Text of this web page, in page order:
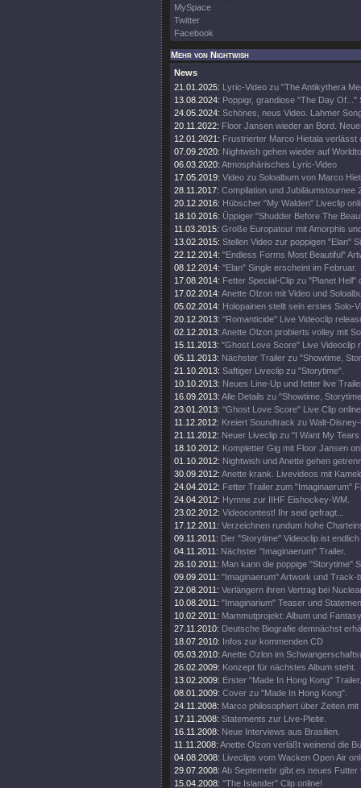
MySpace
Twitter
Facebook
Mehr von Nightwish
News
21.01.2025: Lyric-Video zu "The Antikythera
13.08.2024: Poppigr, grandiose "The Day Of..."
24.05.2024: Schönes, neus Video. Lahmer
20.11.2022: Floor Jansen wieder an Bord.
12.01.2021: Frustrierter Marco Hietala verlässt
07.09.2020: Nightwish gehen wieder auf
06.03.2020: Atmosphärisches Lyric-Video
17.05.2019: Video zu Soloalbum von Marco
28.11.2017: Compilation und Jubiläumstournee
20.12.2016: Hübscher "My Walden" Liveclip
18.10.2016: Üppiger "Shudder Before The
11.03.2015: Große Europatour mit Amorphis
13.02.2015: Stellen Video zur poppigen "Elan"
22.12.2014: "Endless Forms Most Beautiful"
08.12.2014: "Elan" Single erscheint im Februar.
17.08.2014: Fetter Special-Clip zu "Planet Hell"
17.02.2014: Anette Olzon mit Video und
05.02.2014: Holopainen stellt sein erstes Solo-
20.12.2013: "Romanticide" Live Videoclip
02.12.2013: Anette Olzon probierts volley mit
15.11.2013: "Ghost Love Score" Live Videoclip
05.11.2013: Nächster Trailer zu "Showtime,
21.10.2013: Saftiger Liveclip zu "Storytime".
10.10.2013: Neues Line-Up und fetter live
16.09.2013: Alle Details zu "Showtime,
23.01.2013: "Ghost Love Score" Live Clip
11.12.2012: Kreiert Soundtrack zu Walt-
21.11.2012: Neuer Liveclip zu "I Want My
18.10.2012: Kompletter Gig mit Floor Jansen
01.10.2012: Nightwish und Anette gehen
30.09.2012: Anette krank. Livevideos mit
24.04.2012: Fetter Trailer zum "Imaginaerum"
24.04.2012: Hymne zur IIHF Eishockey-WM.
23.02.2012: Videocontest! Ihr seid gefragt...
17.12.2011: Verzeichnen rundum hohe
09.11.2011: Der "Storytime" Videoclip ist endlich
04.11.2011: Nächster "Imaginaerum" Trailer.
26.10.2011: Man kann die poppige "Storytime"
09.09.2011: "Imaginaerum" Artwork und Track-
22.08.2011: Verlängern ihren Vertrag bei
10.08.2011: "Imaginarium" Teaser und
10.02.2011: Mammutprojekt: Album und
27.11.2010: Deutsche Biografie demnächst
18.07.2010: Infos zur kommenden CD
05.03.2010: Anette Ozlon im
26.02.2009: Konzept für nächstes Album steht.
13.02.2009: Erster "Made In Hong Kong" Trailer.
08.01.2009: Cover zu "Made In Hong Kong".
24.11.2008: Marco philosophiert über Zeiten mit
17.11.2008: Statements zur Live-Pleite.
16.11.2008: Neue Interviews aus Brasilien.
11.11.2008: Anette Olzon verläßt weinend die
04.08.2008: Liveclips vom Wacken Open Air
29.07.2008: Ab Septemebr gibt es neues Futter
15.04.2008: "The Islander" Clip online!